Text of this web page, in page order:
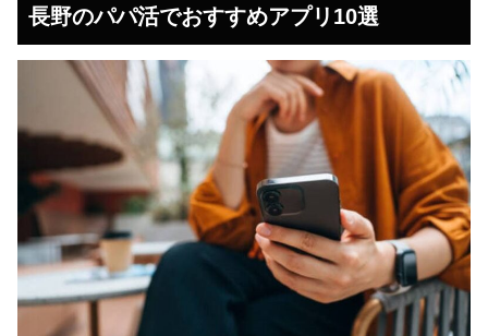
長野のパパ活でおすすめアプリ10選